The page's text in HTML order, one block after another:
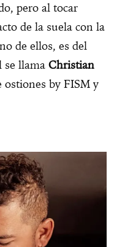
pero al tocar
de la suela con la
de ellos, es del
se llama Christian
ostiones by FISM y